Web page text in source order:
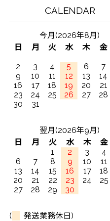
CALENDAR
今月(2026年8月)
日
月 火 水 木 金
2
3 4 5 6 7
9
10 11 12 13 14
16
17 18 19 20 21
23
24 25 26 27 28
30
31
翌月(2026年9月)
日
月 火 水 木 金
1
2 3 4
6
7 8 9 10 11
13
14 15 16 17 18
20
21 22 23 24 25
27
28 29 30
( 発送業務休日)